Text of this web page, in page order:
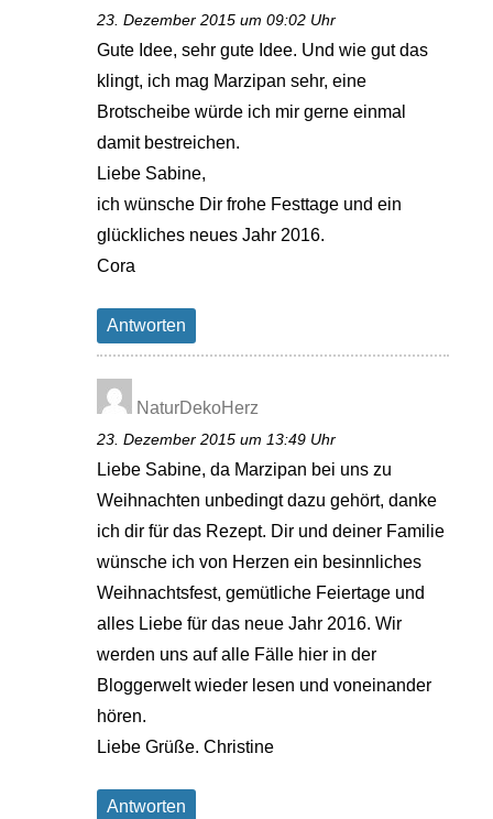
23. Dezember 2015 um 09:02 Uhr
Gute Idee, sehr gute Idee. Und wie gut das
klingt, ich mag Marzipan sehr, eine
Brotscheibe würde ich mir gerne einmal
damit bestreichen.
Liebe Sabine,
ich wünsche Dir frohe Festtage und ein
glückliches neues Jahr 2016.
Cora
Antworten
NaturDekoHerz
23. Dezember 2015 um 13:49 Uhr
Liebe Sabine, da Marzipan bei uns zu
Weihnachten unbedingt dazu gehört, danke
ich dir für das Rezept. Dir und deiner Familie
wünsche ich von Herzen ein besinnliches
Weihnachtsfest, gemütliche Feiertage und
alles Liebe für das neue Jahr 2016. Wir
werden uns auf alle Fälle hier in der
Bloggerwelt wieder lesen und voneinander
hören.
Liebe Grüße. Christine
Antworten